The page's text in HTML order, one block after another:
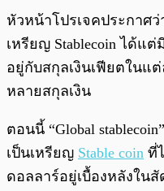
หัวหน้าโปรเจคประกาศ
เหรียญ Stablecoin ได้แ
อยู่กับสกุลเงินเฟียตในแ
หลายสกุลเงิน
ตอนนี้ “Global
เป็นเหรียญ Stable coin ที่
ดอลลาร์อยู่เบื้องหลังใน